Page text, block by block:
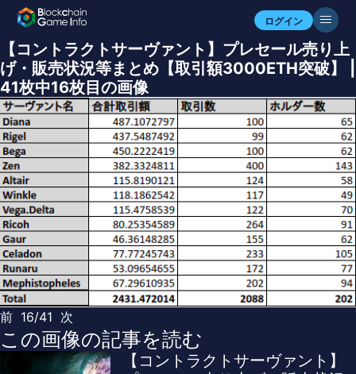
ログイン
【コントラクトサーヴァント】プレセール売り上
げ・販売状況等まとめ【取引額3000ETH突破】 |
41枚中16枚目の画像
前 16/41 次
この画像の記事を読む
【コントラクトサーヴァント】